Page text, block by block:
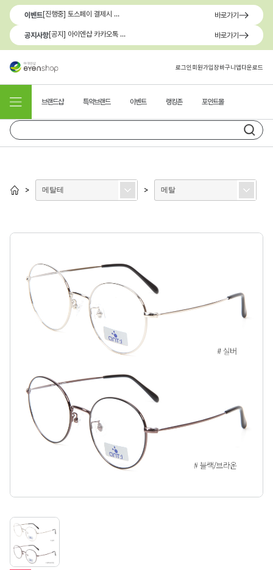
이벤트 [진행중] 토스페이 결제시 최대 1.3만원 혜택 바로가기
공지사항 [공지] 아이엔샵 카카오톡 1:1 문의 채널 이용 안내 바로가기
로그인회원가입장바구니앱다운로드
브랜드샵 특약브랜드 이벤트 랭킹존 포인트몰
> 메탈테 > 메탈